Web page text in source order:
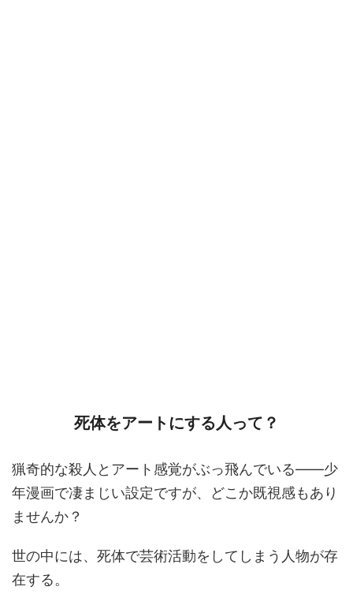
死体をアートにする人って？
猟奇的な殺人とアート感覚がぶっ飛んでいる――少
年漫画で凄まじい設定ですが、どこか既視感もあり
ませんか？
世の中には、死体で芸術活動をしてしまう人物が存
在する。